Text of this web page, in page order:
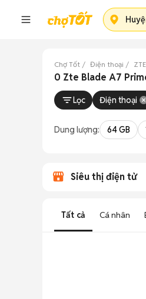
Chợ Tốt Điện thoại ZTE
0 Zte Blade A7
Lọc Điện thoại
Dung lượng: 64 GB
Siêu thị điện tử
Tất cả Cá nhân